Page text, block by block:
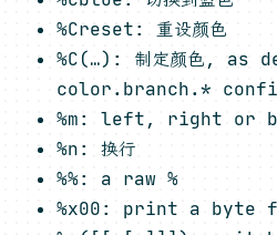
%Creset: 重设颜色
%C(…): 制定颜色, as
color.branch.*
%m: left, right or
%n: 换行
%%: a raw %
%x00: print a byte